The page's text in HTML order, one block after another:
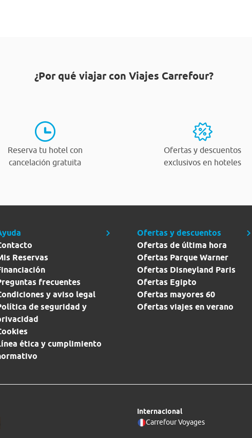
¿Por qué viajar con Viajes Carrefour?
Reserva tu hotel con
cancelación gratuita
Ofertas y descuentos
exclusivos en hoteles
Reservas
frecuentes
y aviso legal
de seguridad y
ética y cumplimiento
Ofertas y descuentos
Ofertas de última hora
Ofertas Parque Warner
Ofertas Disneyland Paris
Ofertas Egipto
Ofertas mayores 60
Ofertas viajes en verano
Internacional
Carrefour Voyages